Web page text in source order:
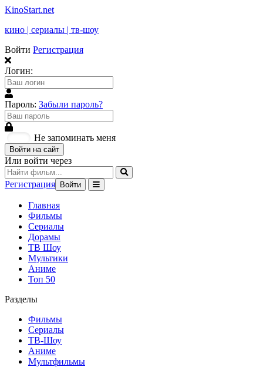
KinoStart.net
кино | сериалы | тв-шоу
Войти Регистрация
Логин:
Пароль: Забыли пароль?
Не запоминать меня
Войти на сайт
Или войти через
Регистрация Войти
Главная
Фильмы
Сериалы
Дорамы
ТВ Шоу
Мультики
Аниме
Топ 50
Разделы
Фильмы
Сериалы
ТВ-Шоу
Аниме
Мультфильмы